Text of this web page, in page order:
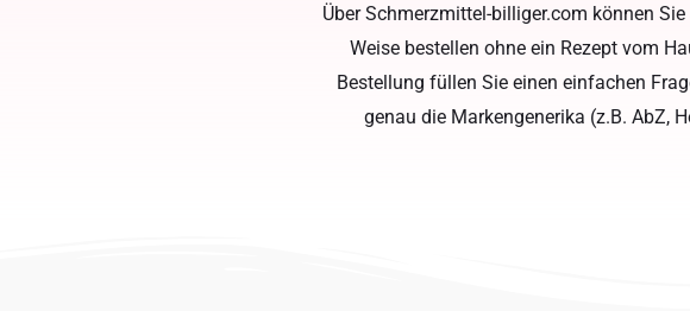
Über Schmerzmittel-billiger.com können
Weise bestellen ohne ein Rezept vom
Bestellung füllen Sie einen einfachen
genau die Markengenerika (z.B. AbZ,